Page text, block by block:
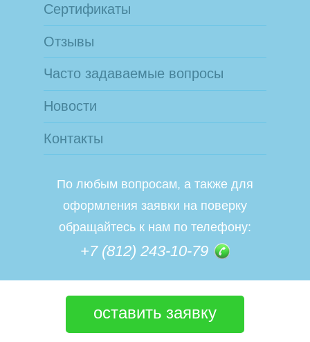
Сертификаты
Отзывы
Часто задаваемые вопросы
Новости
Контакты
По любым вопросам, а также для
оформления заявки на поверку
обращайтесь к нам по телефону:
+7 (812) 243-10-79
оставить заявку